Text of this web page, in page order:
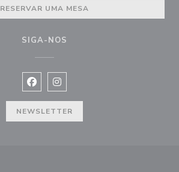
RESERVAR UMA MESA
SIGA-NOS
Facebook ((abre numa nova janela))
Instagram ((abre numa nova
NEWSLETTER